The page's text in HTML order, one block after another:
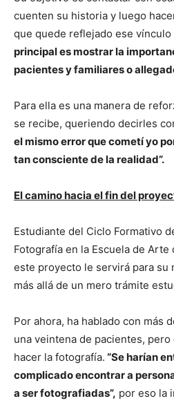
cuenten su historia y luego
que quede reflejado ese vínculo
principal es mostrar la
pacientes y familiares o
Para ella es una manera de
se recibe, queriendo decirles
el mismo error que cometí yo
tan consciente de la realidad”.
El camino hacia el fin del
Estudiante del Ciclo Formativo
Fotografía en la Escuela de Arte
este proyecto le servirá para su
más allá de un mero trámite
Por ahora, ha hablado con más
una veintena de pacientes, pero
hacer la fotografía. “Se harían
complicado encontrar a
a ser fotografiadas”, por eso la